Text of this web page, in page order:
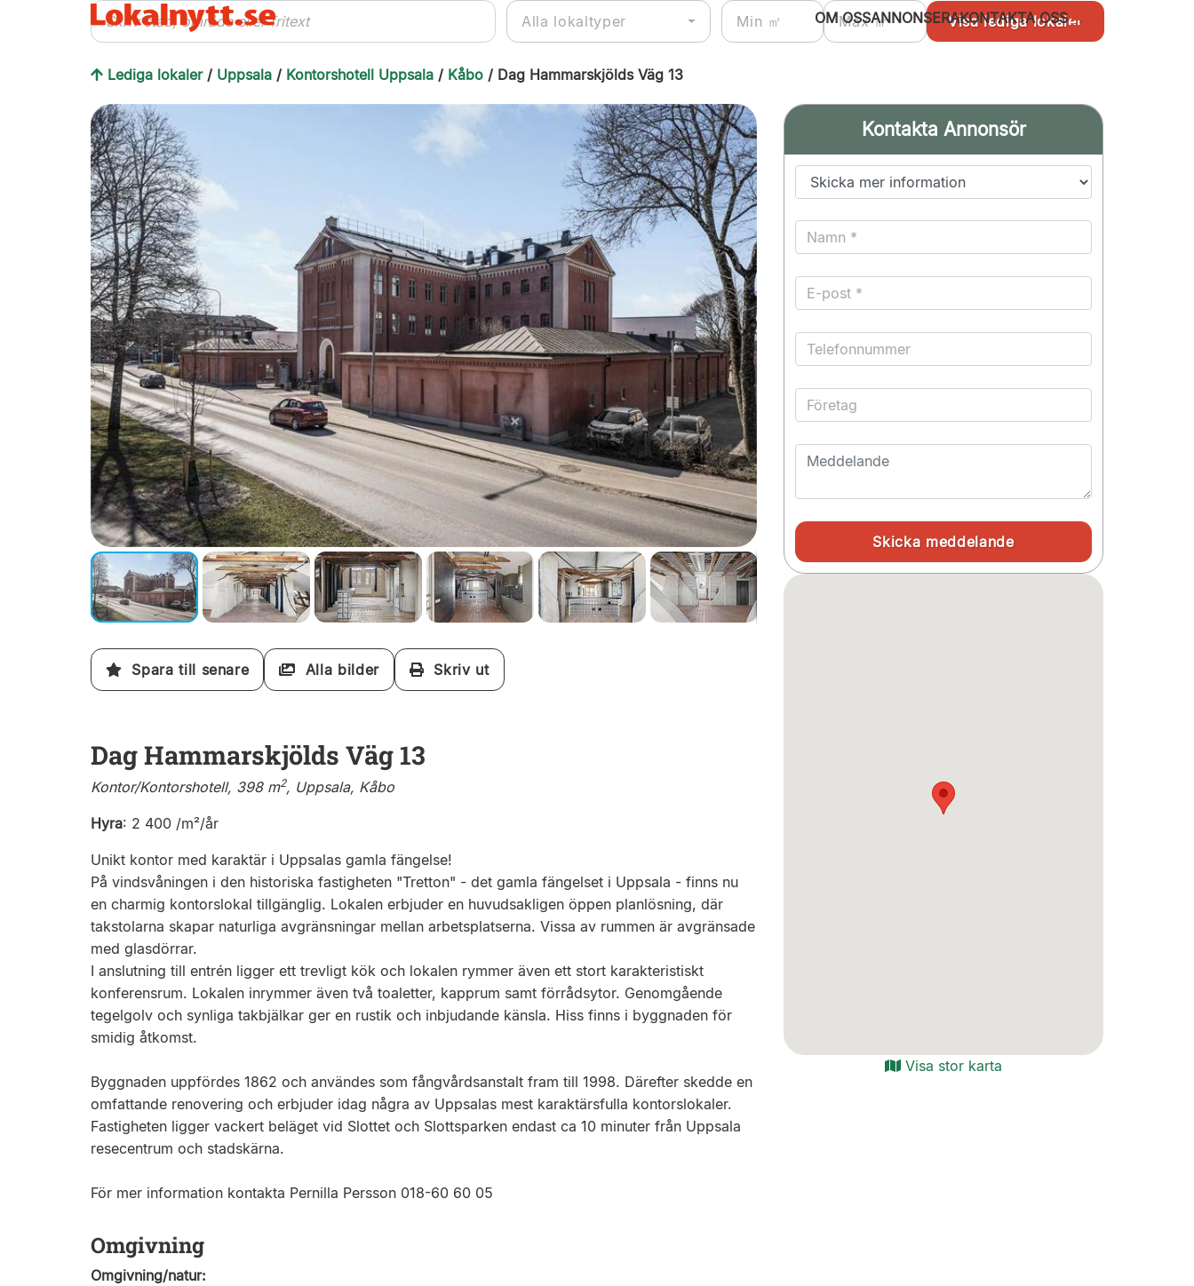
OM OSSANNONSERAKONTAKTA OSS
Alla lokaltyper
Lediga lokaler / Uppsala / Kontorshotell Uppsala / Kåbo / Dag Hammarskjölds Väg 13
Spara till senare Alla bilder Skriv ut
Dag Hammarskjölds Väg 13
Kontor/Kontorshotell, 398 m2, Uppsala, Kåbo
Hyra: 2 400 /m²/år
Unikt kontor med karaktär i Uppsalas gamla fängelse!
På vindsvåningen i den historiska fastigheten "Tretton" - det gamla fängelset i Uppsala - finns nu
en charmig kontorslokal tillgänglig. Lokalen erbjuder en huvudsakligen öppen planlösning, där
takstolarna skapar naturliga avgränsningar mellan arbetsplatserna. Vissa av rummen är avgränsade
med glasdörrar.
I anslutning till entrén ligger ett trevligt kök och lokalen rymmer även ett stort karakteristiskt
konferensrum. Lokalen inrymmer även två toaletter, kapprum samt förrådsytor. Genomgående
tegelgolv och synliga takbjälkar ger en rustik och inbjudande känsla. Hiss finns i byggnaden för
smidig åtkomst.
Byggnaden uppfördes 1862 och användes som fångvårdsanstalt fram till 1998. Därefter skedde en
omfattande renovering och erbjuder idag några av Uppsalas mest karaktärsfulla kontorslokaler.
Fastigheten ligger vackert beläget vid Slottet och Slottsparken endast ca 10 minuter från Uppsala
resecentrum och stadskärna.
För mer information kontakta Pernilla Persson 018-60 60 05
Omgivning
Omgivning/natur:
Kontakta Annonsör
Visa stor karta